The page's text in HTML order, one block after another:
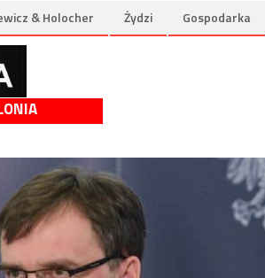
& Holocher Żydzi Gospodarka